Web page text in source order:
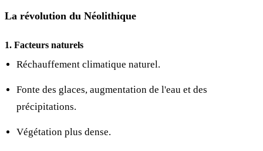
La révolution du Néolithique
1. Facteurs naturels
Réchauffement climatique naturel.
Fonte des glaces, augmentation de l'eau et des
précipitations.
Végétation plus dense.